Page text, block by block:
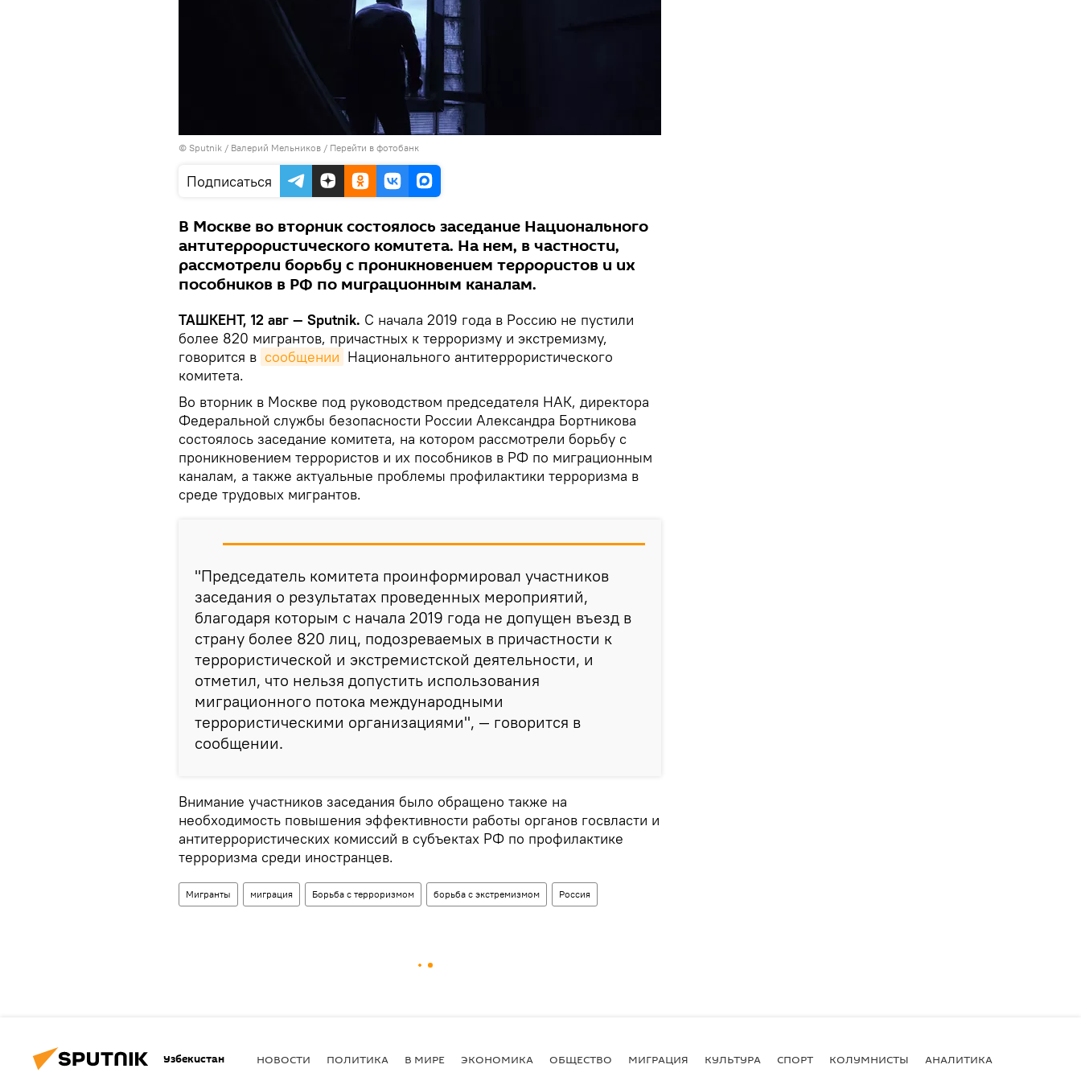
© Sputnik / Валерий Мельников / Перейти в фотобанк
Подписаться
В Москве во вторник состоялось заседание Национального
антитеррористического комитета. На нем, в частности,
рассмотрели борьбу с проникновением террористов и их
пособников в РФ по миграционным каналам.
ТАШКЕНТ, 12 авг — Sputnik. С начала 2019 года в Россию не пустили
более 820 мигрантов, причастных к терроризму и экстремизму,
говорится в сообщении Национального антитеррористического
комитета.
Во вторник в Москве под руководством председателя НАК, директора
Федеральной службы безопасности России Александра Бортникова
состоялось заседание комитета, на котором рассмотрели борьбу с
проникновением террористов и их пособников в РФ по миграционным
каналам, а также актуальные проблемы профилактики терроризма в
среде трудовых мигрантов.
"Председатель комитета проинформировал участников
заседания о результатах проведенных мероприятий,
благодаря которым с начала 2019 года не допущен въезд в
страну более 820 лиц, подозреваемых в причастности к
террористической и экстремистской деятельности, и
отметил, что нельзя допустить использования
миграционного потока международными
террористическими организациями", — говорится в
сообщении.
Внимание участников заседания было обращено также на
необходимость повышения эффективности работы органов госвласти и
антитеррористических комиссий в субъектах РФ по профилактике
терроризма среди иностранцев.
Мигранты миграция Борьба с терроризмом борьба с экстремизмом Россия
Узбекистан НОВОСТИ ПОЛИТИКА В МИРЕ ЭКОНОМИКА ОБЩЕСТВО МИГРАЦИЯ КУЛЬТУРА СПОРТ КОЛУМНИСТЫ АНАЛИТИКА